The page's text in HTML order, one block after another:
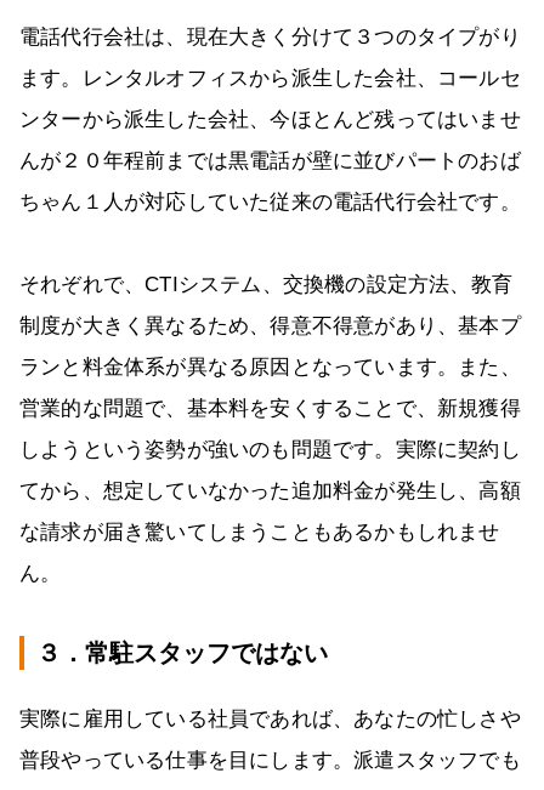
電話代行会社は、現在大きく分けて３つのタイプがり
ます。レンタルオフィスから派生した会社、コールセ
ンターから派生した会社、今ほとんど残ってはいませ
んが２０年程前までは黒電話が壁に並びパートのおば
ちゃん１人が対応していた従来の電話代行会社です。
それぞれで、CTIシステム、交換機の設定方法、教育
制度が大きく異なるため、得意不得意があり、基本プ
ランと料金体系が異なる原因となっています。また、
営業的な問題で、基本料を安くすることで、新規獲得
しようという姿勢が強いのも問題です。実際に契約し
てから、想定していなかった追加料金が発生し、高額
な請求が届き驚いてしまうこともあるかもしれませ
ん。
３．常駐スタッフではない
実際に雇用している社員であれば、あなたの忙しさや
普段やっている仕事を目にします。派遣スタッフでも